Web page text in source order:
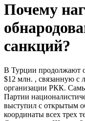
Почему
санкций?
B Турции продолжают
$12 млн. , связанную с
организации РКК.
Партии
выступил с открытым
координаты всех трех